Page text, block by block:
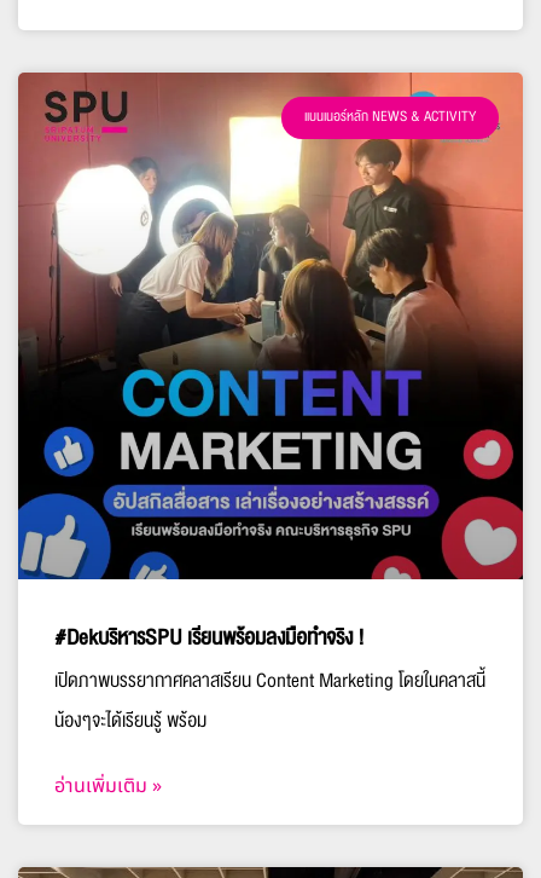
แบนเนอร์หลัก NEWS & ACTIVITY
#DekบริหารSPU เรียนพร้อมลงมือทำจริง !
เปิดภาพบรรยากาศคลาสเรียน Content Marketing โดยในคลาสนี้
น้องๆจะได้เรียนรู้ พร้อม
อ่านเพิ่มเติม »